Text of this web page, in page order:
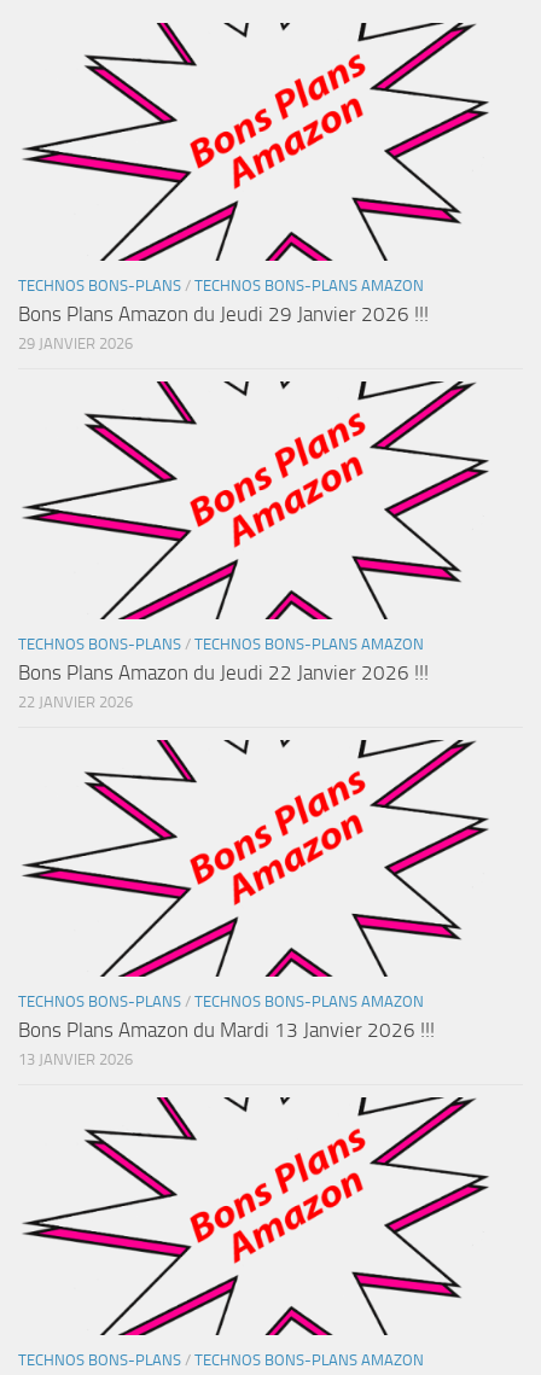
TECHNOS BONS-PLANS / TECHNOS BONS-PLANS AMAZON
Bons Plans Amazon du Jeudi 29 Janvier 2026 !!!
29 JANVIER 2026
TECHNOS BONS-PLANS / TECHNOS BONS-PLANS AMAZON
Bons Plans Amazon du Jeudi 22 Janvier 2026 !!!
22 JANVIER 2026
TECHNOS BONS-PLANS / TECHNOS BONS-PLANS AMAZON
Bons Plans Amazon du Mardi 13 Janvier 2026 !!!
13 JANVIER 2026
TECHNOS BONS-PLANS / TECHNOS BONS-PLANS AMAZON